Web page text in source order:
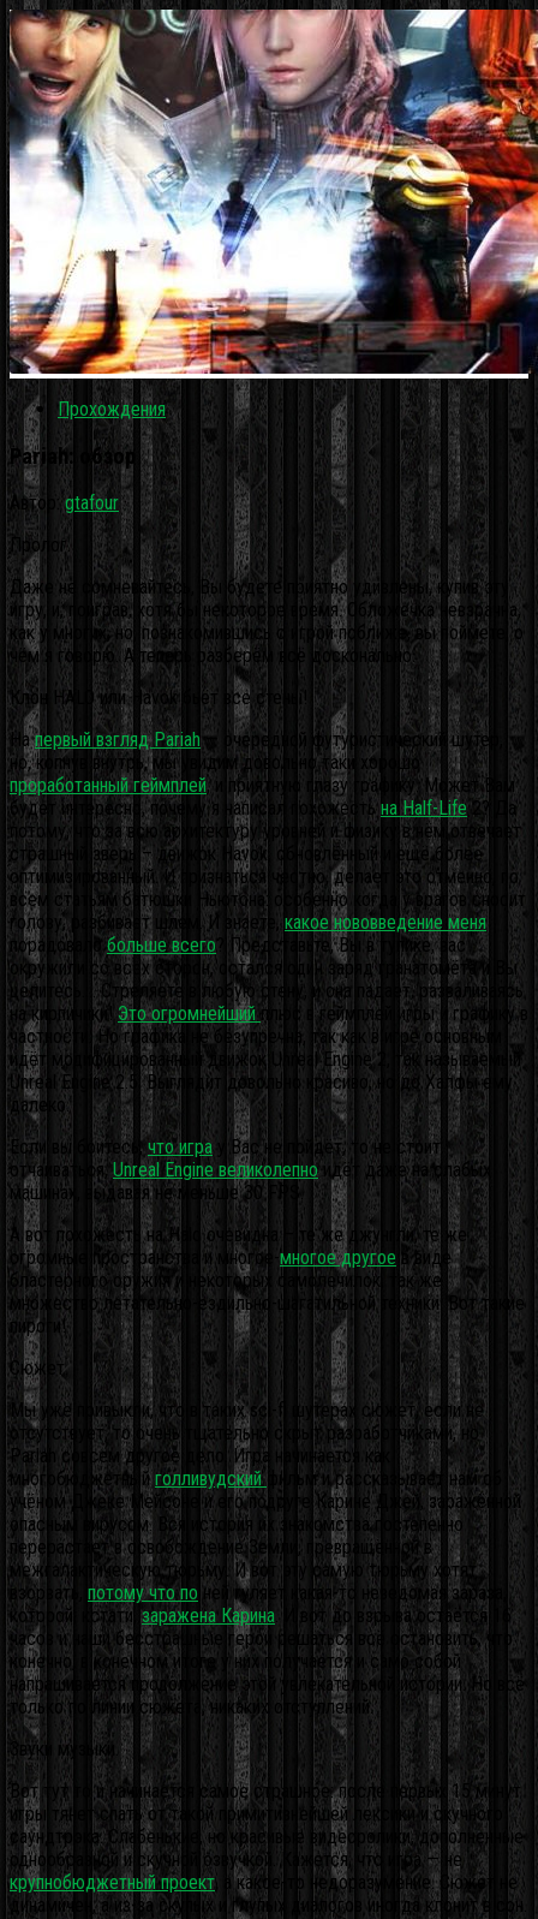
Прохождения
Pariah: обзор
Автор:gtafour ·
Пролог.
Даже не сомневайтесь, Вы будете приятно удивлены, купив эту
игру, и, поиграв, хотя бы некоторое время. Обложечка невзрачна,
как у многих, но, познакомившись с игрой поближе, вы поймете, о
чём я говорю. А теперь разберём всё досконально.
Клон HALO или Havok бьёт все стены!
Напервый взгляд Pariah — очередной футуристический шутер,
но, копнув внутрь, мы увидим довольно таки хорошо
проработанный геймплей, и приятную глазу графику. Может Вам
будет интересно, почему я написал похожестьна Half-Life2? Да
потому, что за всю архитектуру уровней и физику в нём отвечает
страшный зверь – движок Havok, обновлённый и ещё более
оптимизированный. И признаться честно, делает это отменно, по
всем статьям батюшки Ньютона: особенно когда у врагов сносит
голову, разбивает шлем. И знаете, какое нововведение меня
порадовало больше всего ? Представьте, Вы в тупике, вас
окружили со всех сторон, остался один заряд гранатомёта и Вы
целитесь.… Стреляете в любую стену, и она падает, разваливаясь
на кирпичики! Это огромнейший плюс в геймплей игры и графику в
частности. Но графика не безупречна, так как в игре основным
идёт модифицированный движок Unreal Engine 2, так называемый
Unreal Engine 2.5. Выглядит довольно красиво, но до Халфы ему
далеко.
Если вы боитесь,что игра у Вас не пойдёт, то не стоит
отчаиваться, Unreal Engine великолепноидёт даже на слабых
машинах, выдавая не меньше 30 FPS.
А вот похожесть на Halo очевидна – те же джунгли, те же
огромные пространства и многое-многое другое в виде
бластерного оружия и некоторых самолечилок, так же
множество летательно-ездильно-шагатильной техники. Вот такие
пироги!
Сюжет.
Мы уже привыкли, что в таких sci-fi шутерах сюжет, если не
отсутствует, то очень тщательно скрыт разработчиками, но
Pariah совсем другое дело. Игра начинается как
многобюджетныйголливудский фильм и рассказывает нам об
учёном Джеке Мейсоне и его подруге Карине Джей, заражённой
опасным вирусом. Вся история их знакомства постепенно
перерастает в освобождение Земли, превращённой в
межгалактическую тюрьму. И вот эту самую тюрьму хотят
взорвать, потому что по ней гуляет какая-то неведомая зараза,
которой, кстати,заражена Карина . И вот до взрыва остаётся 16
часов и наши бесстрашные герои решаться всё остановить, что
конечно, в конечном итоге у них получается и само собой
напрашивается продолжение этой увлекательной истории. Но всё
только по линии сюжета, никаких отступлений.
Звуки музыки.
Вот тут то и начинается самое страшное: после первых 15 минут
игры тянет спать от такой примитивнейшей лексики и скучного
саундтрэка. Слабенькие, но красивые видеоролики, дополненные
однообразной и скучной озвучкой. Кажется, что игра — не
крупнобюджетный проект, а какое-то недоразумение. Сюжет не
динамичен, а из-за скупых и глупых диалогов иногда клонит в сон.